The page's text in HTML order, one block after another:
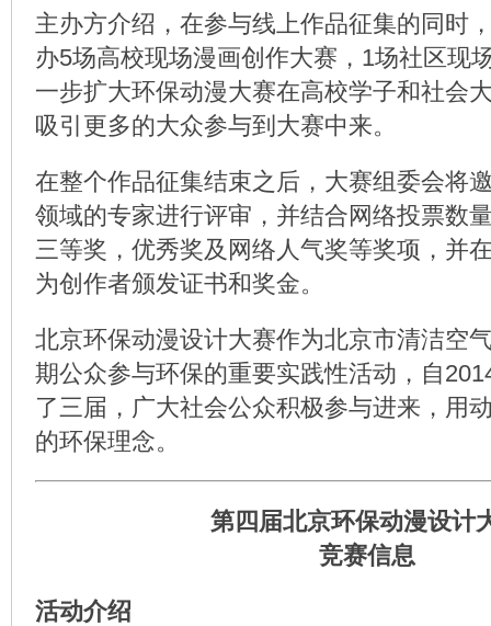
主办方介绍，在参与线上作品征集的同时
办5场高校现场漫画创作大赛，1场社区现
一步扩大环保动漫大赛在高校学子和社会
吸引更多的大众参与到大赛中来。
在整个作品征集结束之后，大赛组委会将
领域的专家进行评审，并结合网络投票数
三等奖，优秀奖及网络人气奖等奖项，并
为创作者颁发证书和奖金。
北京环保动漫设计大赛作为北京市清洁空
期公众参与环保的重要实践性活动，自
了三届，广大社会公众积极参与进来，用
的环保理念。
第四届北京环保动漫设计
竞赛信息
活动介绍